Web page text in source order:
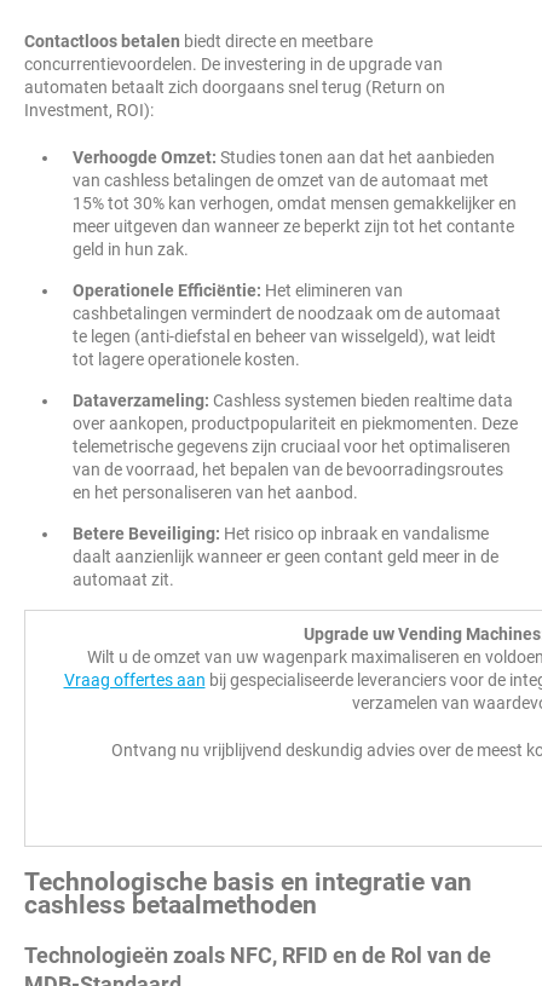
Contactloos betalen biedt directe en meetbare
concurrentievoordelen. De investering in de upgrade van
automaten betaalt zich doorgaans snel terug (Return on
Investment, ROI):
Verhoogde Omzet: Studies tonen aan dat het aanbieden
van cashless betalingen de omzet van de automaat met
15% tot 30% kan verhogen, omdat mensen gemakkelijker en
meer uitgeven dan wanneer ze beperkt zijn tot het contante
geld in hun zak.
Operationele Efficiëntie: Het elimineren van
cashbetalingen vermindert de noodzaak om de automaat
te legen (anti-diefstal en beheer van wisselgeld), wat leidt
tot lagere operationele kosten.
Dataverzameling: Cashless systemen bieden realtime data
over aankopen, productpopulariteit en piekmomenten. Deze
telemetrische gegevens zijn cruciaal voor het optimaliseren
van de voorraad, het bepalen van de bevoorradingsroutes
en het personaliseren van het aanbod.
Betere Beveiliging: Het risico op inbraak en vandalisme
daalt aanzienlijk wanneer er geen contant geld meer in de
automaat zit.
Upgrade uw Vending
Wilt u de omzet van uw wagenpark maximaliseren en
Vraag offertes aan bij gespecialiseerde leveranciers voor de
verzamelen van
Ontvang nu vrijblijvend deskundig advies over de meest
Technologische basis en integratie van
cashless betaalmethoden
Technologieën zoals NFC, RFID en de Rol van de